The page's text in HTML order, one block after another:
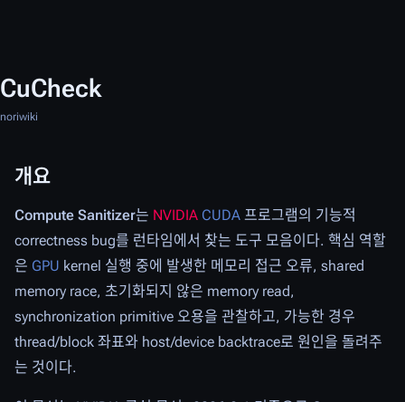
CuCheck
noriwiki
개요
Compute Sanitizer는 NVIDIA CUDA 프로그램의 기능적
correctness bug를 런타임에서 찾는 도구 모음이다. 핵심 역할
은 GPU kernel 실행 중에 발생한 메모리 접근 오류, shared
memory race, 초기화되지 않은 memory read,
synchronization primitive 오용을 관찰하고, 가능한 경우
thread/block 좌표와 host/device backtrace로 원인을 돌려주
는 것이다.